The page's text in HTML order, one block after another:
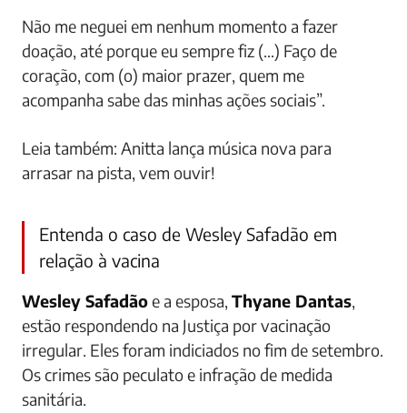
Não me neguei em nenhum momento a fazer
doação, até porque eu sempre fiz (…) Faço de
coração, com (o) maior prazer, quem me
acompanha sabe das minhas ações sociais”.
Leia também: Anitta lança música nova para
arrasar na pista, vem ouvir!
Entenda o caso de Wesley Safadão em
relação à vacina
Wesley Safadãoe a esposa, Thyane Dantas,
estão respondendo na Justiça por vacinação
irregular. Eles foram indiciados no fim de setembro.
Os crimes são peculato e infração de medida
sanitária.